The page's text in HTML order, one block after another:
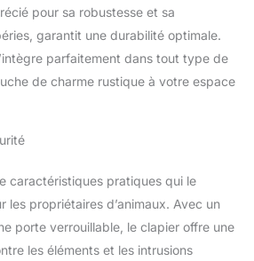
vos poules 【Poulailler
en bois confortable】: Ce
qui permet à deux poules
de dormir sans aucun
souci. Le toit en bois est
156x52x68cm, taille
parfaite pour 2 poules
naines, lapins ou
cochons d’inde;
17.2kg.Produit non
pour sa robustesse et sa
garantit une durabilité optimale.
parfaitement dans tout type de
de charme rustique à votre espace
caractéristiques pratiques qui le
les propriétaires d’animaux. Avec un
porte verrouillable, le clapier offre une
les éléments et les intrusions